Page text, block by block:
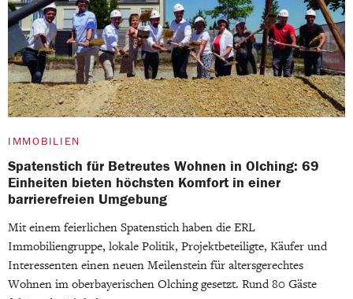
IMMOBILIEN
Spatenstich für Betreutes Wohnen in Olching: 69
Einheiten bieten höchsten Komfort in einer
barrierefreien Umgebung
Mit einem feierlichen Spatenstich haben die ERL
Immobiliengruppe, lokale Politik, Projektbeteiligte, Käufer und
Interessenten einen neuen Meilenstein für altersgerechtes
Wohnen im oberbayerischen Olching gesetzt. Rund 80 Gäste